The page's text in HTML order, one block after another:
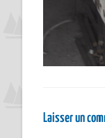
Laisser un